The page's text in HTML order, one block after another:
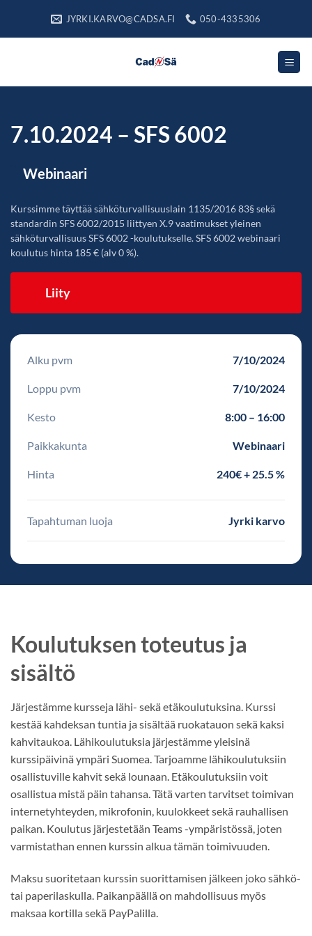
JYRKI.KARVO@CADSA.FI 050-4335306
7.10.2024 – SFS 6002
Webinaari
Kurssimme täyttää sähköturvallisuuslain 1135/2016 83§ sekä
standardin SFS 6002/2015 liittyen X.9 vaatimukset yleinen
sähköturvallisuus SFS 6002 -koulutukselle. SFS 6002 webinaari
koulutus hinta 185 € (alv 0 %).
Liity
Alku pvm 7/10/2024
Loppu pvm 7/10/2024
Kesto 8:00 – 16:00
Paikkakunta Webinaari
Hinta 240€ + 25.5 %
Tapahtuman luoja Jyrki karvo
Koulutuksen toteutus ja
sisältö
Järjestämme kursseja lähi- sekä etäkoulutuksina. Kurssi
kestää kahdeksan tuntia ja sisältää ruokatauon sekä kaksi
kahvitaukoa. Lähikoulutuksia järjestämme yleisinä
kurssipäivinä ympäri Suomea. Tarjoamme lähikoulutuksiin
osallistuville kahvit sekä lounaan. Etäkoulutuksiin voit
osallistua mistä päin tahansa. Tätä varten tarvitset toimivan
internetyhteyden, mikrofonin, kuulokkeet sekä rauhallisen
paikan. Koulutus järjestetään Teams -ympäristössä, joten
varmistathan ennen kurssin alkua tämän toimivuuden.
Maksu suoritetaan kurssin suorittamisen jälkeen joko sähkö-
tai paperilaskulla. Paikanpäällä on mahdollisuus myös
maksaa kortilla sekä PayPalilla.